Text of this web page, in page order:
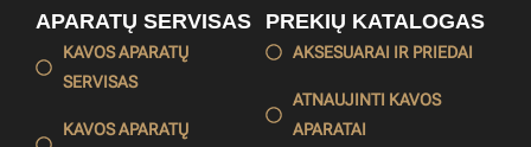
APARATŲ SERVISAS
KAVOS APARATŲ
SERVISAS
KAVOS APARATŲ
PREKIŲ KATALOGAS
AKSESUARAI IR PRIEDAI
ATNAUJINTI KAVOS
APARATAI